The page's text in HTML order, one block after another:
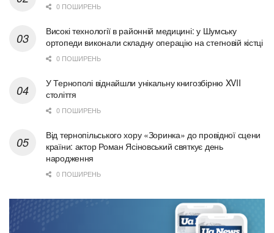
0 ПОШИРЕНЬ
Високі технології в районній медицині: у Шумську
ортопеди виконали складну операцію на стегновій кістці
0 ПОШИРЕНЬ
У Тернополі віднайшли унікальну книгозбірню XVII
століття
0 ПОШИРЕНЬ
Від тернопільського хору «Зоринка» до провідної сцени
країни: актор Роман Ясіновський святкує день
народження
0 ПОШИРЕНЬ